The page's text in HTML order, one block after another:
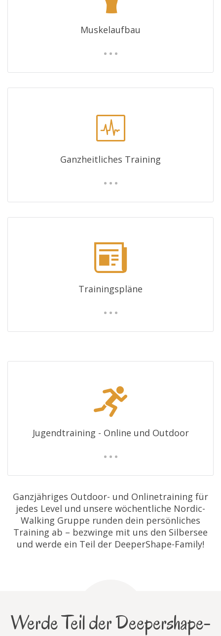
Muskelaufbau
Ganzheitliches Training
Trainingspläne
Jugendtraining - Online und Outdoor
Ganzjähriges Outdoor- und Onlinetraining für
jedes Level und unsere wöchentliche Nordic-
Walking Gruppe runden dein persönliches
Training ab – bezwinge mit uns den Silbersee
und werde ein Teil der DeeperShape-Family!
Werde Teil der Deepershape-